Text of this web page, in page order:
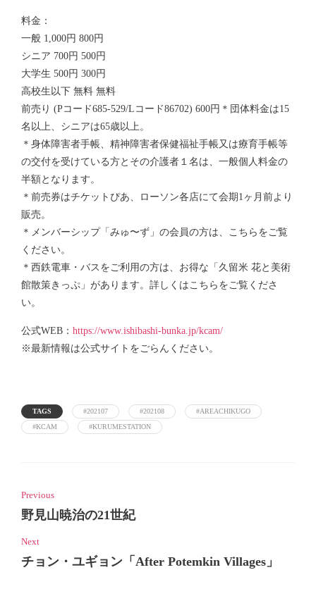
料金：
一般 1,000円 800円
シニア 700円 500円
大学生 500円 300円
高校生以下 無料 無料
前売り (Pコード685-529/Lコード86702) 600円＊団体料金は15
名以上、シニアは65歳以上。
＊身体障害者手帳、精神障害者保健福祉手帳又は療育手帳等
の交付を受けている方とその介護者１名は、一般個人料金の
半額となります。
＊前売券はチケットぴあ、ローソン各店にて会期1ヶ月前より
販売。
＊メンバーシップ「みゅ〜ず」の会員の方は、こちらをご覧
ください。
＊西鉄電車・バスをご利用の方は、お得な「久留米 花と美術
館散策きっぷ」があります。詳しくはこちらをご覧くださ
い。
公式WEB： https://www.ishibashi-bunka.jp/kcam/
※最新情報は公式サイトをごらんください。
TAGS #202107 #202108
#AREACHIKUGO
#KCAM
#KURUMESTATION
Previous
野見山暁治の21世紀
Next
チョン・ユギョン「After Potemkin Villages」